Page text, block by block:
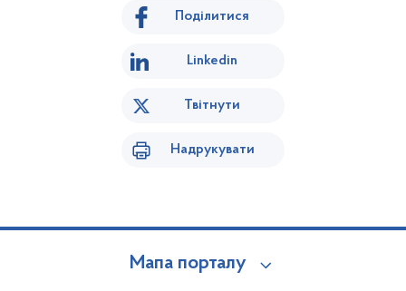
Поділитися
Linkedin
Твітнути
Надрукувати
Мапа порталу